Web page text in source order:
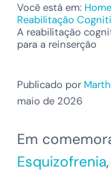
Você está em: Home
Reabilitação
A reabilitação
para a reinserção
Publicado por
maio de 2026
Em
Esquizofrenia